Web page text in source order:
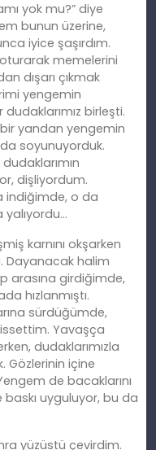
yok mu?” diye
bunun üzerine,
iyice şaşırdım.
memelerini
dışarı çıkmak
yengemin
birleşti.
yandan yengemin
soyunuyorduk.
dişliyordum.
indiğimde, o da
yalıyordu…
karnını okşarken
Dayanacak halim
arasına girdiğimde,
hızlanmıştı.
sürdüğümde,
hissettim. Yavaşça
dudaklarımızla
Gözlerinin içine
de bacaklarını
uyguluyor, bu da
yüzüstü çevirdim.